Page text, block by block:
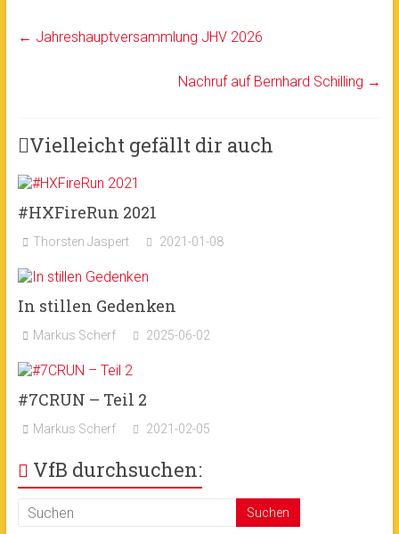
← Jahreshauptversammlung JHV 2026
Nachruf auf Bernhard Schilling →
Vielleicht gefällt dir auch
#HXFireRun 2021
Thorsten Jaspert 2021-01-08
In stillen Gedenken
Markus Scherf 2025-06-02
#7CRUN – Teil 2
Markus Scherf 2021-02-05
VfB durchsuchen: